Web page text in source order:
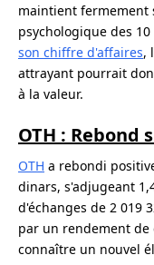
maintient fermement
psychologique des
son chiffre d'affaires,
attrayant pourrait
à la valeur.
OTH : Rebond
OTH a rebondi
dinars, s'adjugeant
d'échanges de 2 019
par un rendement
connaître un nouvel